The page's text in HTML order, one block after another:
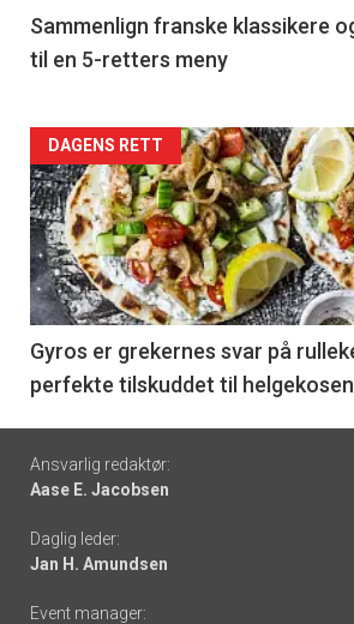
5
Sammenlign franske klassikere
til en 5-retters meny
Forsiden
akkurat
nå
-
6
DAGENS RETT
Gyros er grekernes svar på
perfekte tilskuddet til helgekosen
Footer
-
links
Ansvarlig redaktør:
Aase E. Jacobsen
Daglig leder:
Jan H. Amundsen
Event manager: